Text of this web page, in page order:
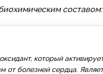
который
от болезней сердца.